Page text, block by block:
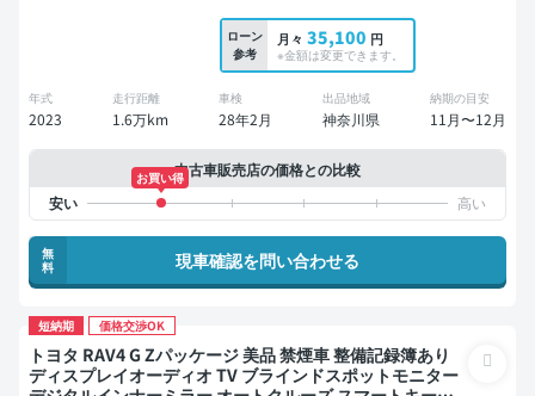
ローン
参考
月々 35,100 円
※金額は変更できます。
年式
2023
走行距離
1.6万km
車検
28年2月
出品地域
神奈川県
納期の目安
11月〜12月
中古車販売店の価格との比較
お買い得
無
料
現車確認を問い合わせる
短納期 価格交渉OK
トヨタ RAV4 G Zパッケージ 美品 禁煙車 整備記録簿あり
ディスプレイオーディオ TV ブラインドスポットモニター